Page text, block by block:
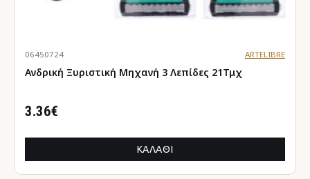
06450724 ARTELIBRE
Ανδρική Ξυριστική Μηχανή 3 Λεπίδες 21Τμχ
3.36€
ΚΑΛΆΘΙ